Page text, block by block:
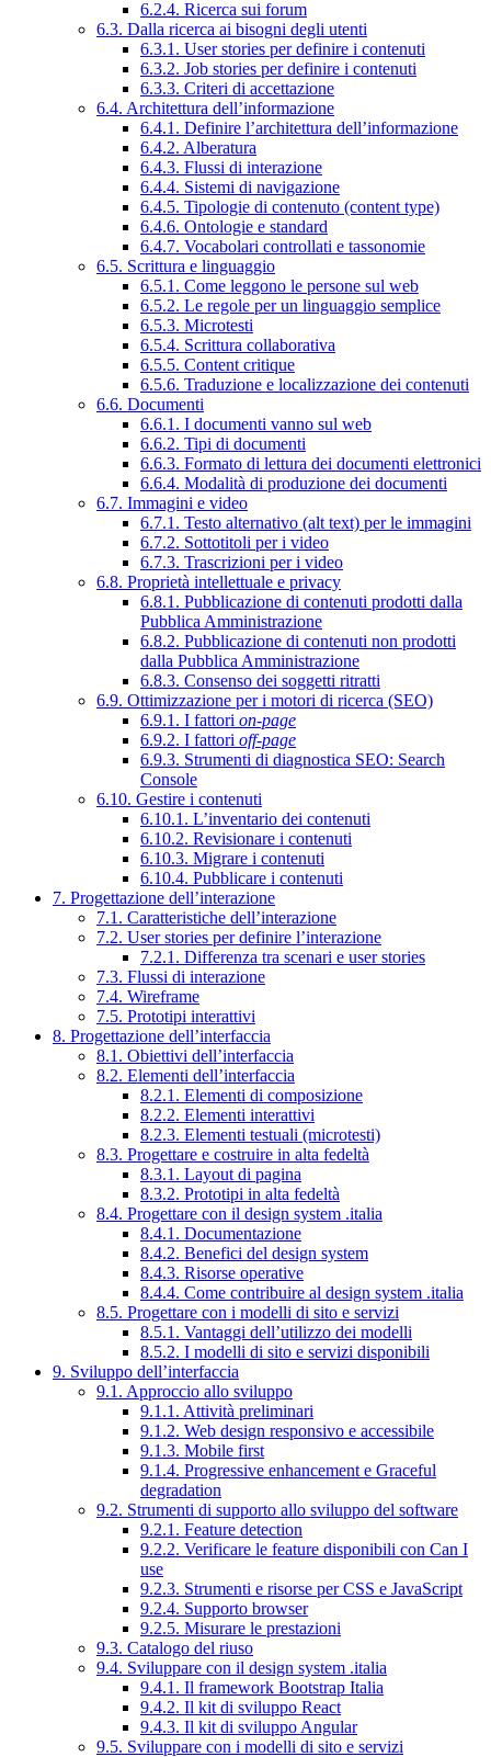
6.2.4. Ricerca sui forum
6.3. Dalla ricerca ai bisogni degli utenti
6.3.1. User stories per definire i contenuti
6.3.2. Job stories per definire i contenuti
6.3.3. Criteri di accettazione
6.4. Architettura dell’informazione
6.4.1. Definire l’architettura dell’informazione
6.4.2. Alberatura
6.4.3. Flussi di interazione
6.4.4. Sistemi di navigazione
6.4.5. Tipologie di contenuto (content type)
6.4.6. Ontologie e standard
6.4.7. Vocabolari controllati e tassonomie
6.5. Scrittura e linguaggio
6.5.1. Come leggono le persone sul web
6.5.2. Le regole per un linguaggio semplice
6.5.3. Microtesti
6.5.4. Scrittura collaborativa
6.5.5. Content critique
6.5.6. Traduzione e localizzazione dei contenuti
6.6. Documenti
6.6.1. I documenti vanno sul web
6.6.2. Tipi di documenti
6.6.3. Formato di lettura dei documenti elettronici
6.6.4. Modalità di produzione dei documenti
6.7. Immagini e video
6.7.1. Testo alternativo (alt text) per le immagini
6.7.2. Sottotitoli per i video
6.7.3. Trascrizioni per i video
6.8. Proprietà intellettuale e privacy
6.8.1. Pubblicazione di contenuti prodotti dalla
Pubblica Amministrazione
6.8.2. Pubblicazione di contenuti non prodotti
dalla Pubblica Amministrazione
6.8.3. Consenso dei soggetti ritratti
6.9. Ottimizzazione per i motori di ricerca (SEO)
6.9.1. I fattori on-page
6.9.2. I fattori off-page
6.9.3. Strumenti di diagnostica SEO: Search
Console
6.10. Gestire i contenuti
6.10.1. L’inventario dei contenuti
6.10.2. Revisionare i contenuti
6.10.3. Migrare i contenuti
6.10.4. Pubblicare i contenuti
7. Progettazione dell’interazione
7.1. Caratteristiche dell’interazione
7.2. User stories per definire l’interazione
7.2.1. Differenza tra scenari e user stories
7.3. Flussi di interazione
7.4. Wireframe
7.5. Prototipi interattivi
8. Progettazione dell’interfaccia
8.1. Obiettivi dell’interfaccia
8.2. Elementi dell’interfaccia
8.2.1. Elementi di composizione
8.2.2. Elementi interattivi
8.2.3. Elementi testuali (microtesti)
8.3. Progettare e costruire in alta fedeltà
8.3.1. Layout di pagina
8.3.2. Prototipi in alta fedeltà
8.4. Progettare con il design system .italia
8.4.1. Documentazione
8.4.2. Benefici del design system
8.4.3. Risorse operative
8.4.4. Come contribuire al design system .italia
8.5. Progettare con i modelli di sito e servizi
8.5.1. Vantaggi dell’utilizzo dei modelli
8.5.2. I modelli di sito e servizi disponibili
9. Sviluppo dell’interfaccia
9.1. Approccio allo sviluppo
9.1.1. Attività preliminari
9.1.2. Web design responsivo e accessibile
9.1.3. Mobile first
9.1.4. Progressive enhancement e Graceful
degradation
9.2. Strumenti di supporto allo sviluppo del software
9.2.1. Feature detection
9.2.2. Verificare le feature disponibili con Can I
use
9.2.3. Strumenti e risorse per CSS e JavaScript
9.2.4. Supporto browser
9.2.5. Misurare le prestazioni
9.3. Catalogo del riuso
9.4. Sviluppare con il design system .italia
9.4.1. Il framework Bootstrap Italia
9.4.2. Il kit di sviluppo React
9.4.3. Il kit di sviluppo Angular
9.5. Sviluppare con i modelli di sito e servizi